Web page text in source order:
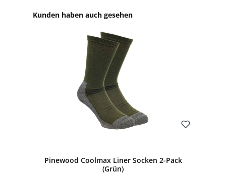
Produktgalerie überspringen
Kunden haben auch gesehen
Pinewood Coolmax Liner Socken 2-Pack
(Grün)